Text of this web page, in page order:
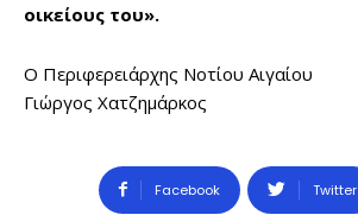
οικείους του».
Ο Περιφερειάρχης Νοτίου Αιγαίου
Γιώργος Χατζημάρκος
Facebook Twitter